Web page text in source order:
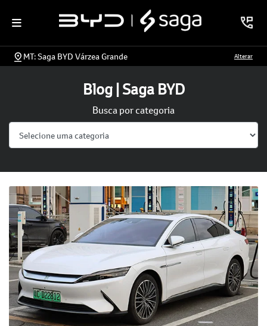
MT: Saga BYD Várzea Grande Alterar
Blog | Saga BYD
Busca por categoria